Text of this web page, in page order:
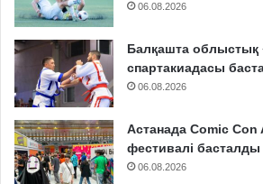
06.08.2026
Балқашта облыстық
спартакиадасы
06.08.2026
Астанада Comic Con
фестивалі басталды
06.08.2026